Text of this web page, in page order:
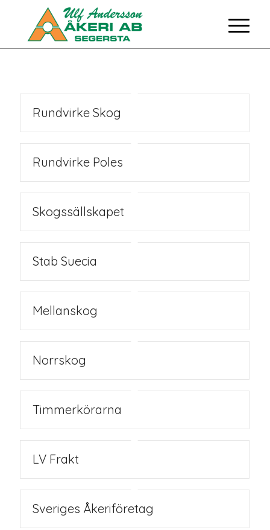
Rundvirke Skog
Rundvirke Poles
Skogssällskapet
Stab Suecia
Mellanskog
Norrskog
Timmerkörarna
LV Frakt
Sveriges Åkeriföretag